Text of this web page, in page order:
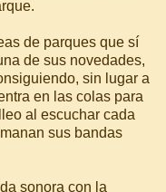
de parques que sí
de sus novedades,
sin lugar a
en las colas para
al escuchar cada
sus bandas
sonora con la